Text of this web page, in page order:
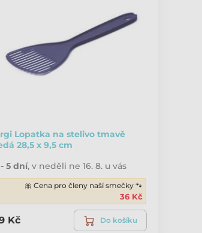
Lopatka na stelivo tmavě
28,5 x 9,5 cm
5 dní,v neděli ne 16. 8. u vás
🎀 Cena pro členy naší smečky 🐾
36 Kč
Kč Do košíku